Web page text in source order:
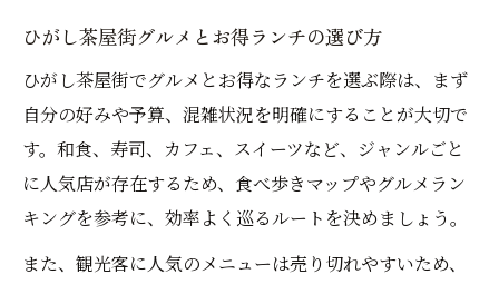
ひがし茶屋街グルメとお得ランチの選び方
ひがし茶屋街でグルメとお得なランチを選ぶ際は、まず
自分の好みや予算、混雑状況を明確にすることが大切で
す。和食、寿司、カフェ、スイーツなど、ジャンルごと
に人気店が存在するため、食べ歩きマップやグルメラン
キングを参考に、効率よく巡るルートを決めましょう。
また、観光客に人気のメニューは売り切れやすいため、